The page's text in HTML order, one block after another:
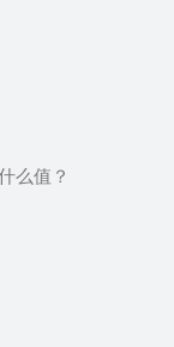
么值？